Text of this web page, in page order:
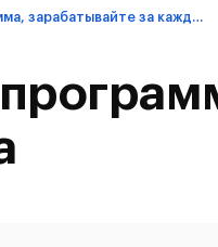
Реферальная программа, зарабатывайте за каждого друга